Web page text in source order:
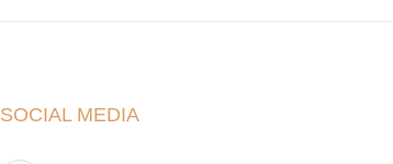
SOCIAL MEDIA